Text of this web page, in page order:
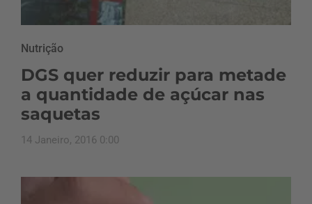
Nutrição
DGS quer reduzir para metade
a quantidade de açúcar nas
saquetas
14 Janeiro, 2016 0:00